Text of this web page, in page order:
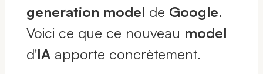
generation model de Google.
Voici ce que ce nouveau model
d'IAapporte concrètement.